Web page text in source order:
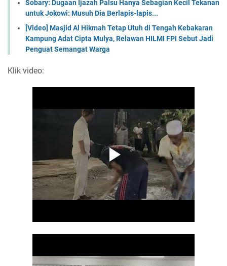
Sobary: Dugaan Ijazah Palsu Hanya Sebagian Kecil Tekanan
untuk Jokowi: Musuh Dia Berlapis-lapis...
[Video] Masjid Al Hikmah Tetap Utuh di Tengah Kebakaran
Kampung Adat Cipta Mulya, Relawan HILMI FPI Sebut Jadi
Penguat Semangat Warga
Klik video: